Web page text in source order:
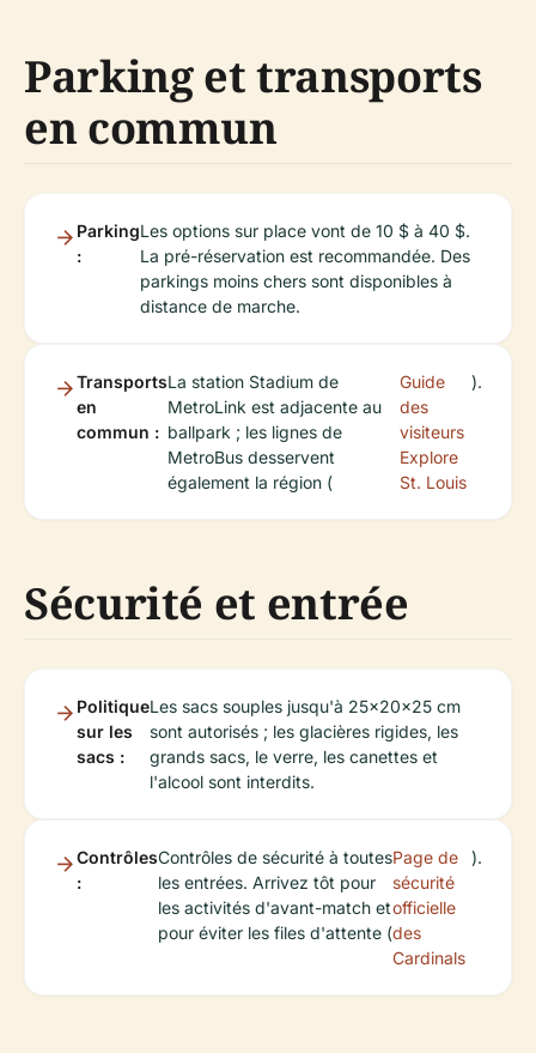
Parking et transports
en commun
Parking
:
Les options sur place vont de 10 $ à 40 $.
La pré-réservation est recommandée. Des
parkings moins chers sont disponibles à
distance de marche.
Transports
en
commun :
La station Stadium de
MetroLink est adjacente au
ballpark ; les lignes de
MetroBus desservent
également la région (
Guide
des
visiteurs
Explore
St. Louis
).
Sécurité et entrée
Politique
sur les
sacs :
Les sacs souples jusqu'à 25x20x25 cm
sont autorisés ; les glacières rigides, les
grands sacs, le verre, les canettes et
l'alcool sont interdits.
Contrôles
:
Contrôles de sécurité à toutes
les entrées. Arrivez tôt pour
les activités d'avant-match et
pour éviter les files d'attente (
Page de
sécurité
officielle
des
Cardinals
).